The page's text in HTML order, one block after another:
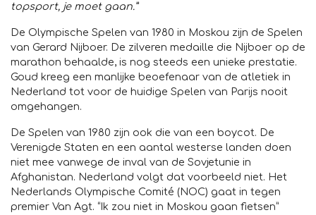
topsport, je moet gaan.”
De Olympische Spelen van 1980 in Moskou zijn de Spelen
van Gerard Nijboer. De zilveren medaille die Nijboer op de
marathon behaalde, is nog steeds een unieke prestatie.
Goud kreeg een manlijke beoefenaar van de atletiek in
Nederland tot voor de huidige Spelen van Parijs nooit
omgehangen.
De Spelen van 1980 zijn ook die van een boycot. De
Verenigde Staten en een aantal westerse landen doen
niet mee vanwege de inval van de Sovjetunie in
Afghanistan. Nederland volgt dat voorbeeld niet. Het
Nederlands Olympische Comité (NOC) gaat in tegen
premier Van Agt. “Ik zou niet in Moskou gaan fietsen”